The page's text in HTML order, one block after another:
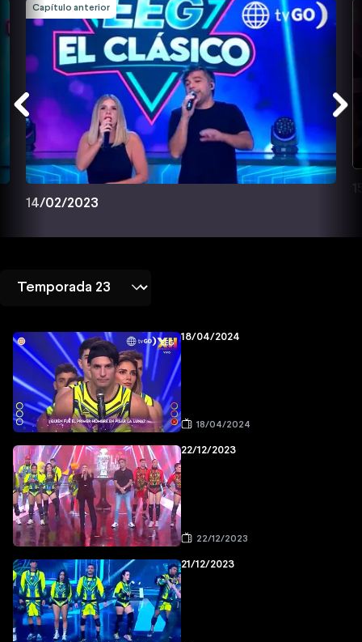
Capítulo anterior
14/02/2023
18/04/2024
18/04/2024
22/12/2023
22/12/2023
21/12/2023